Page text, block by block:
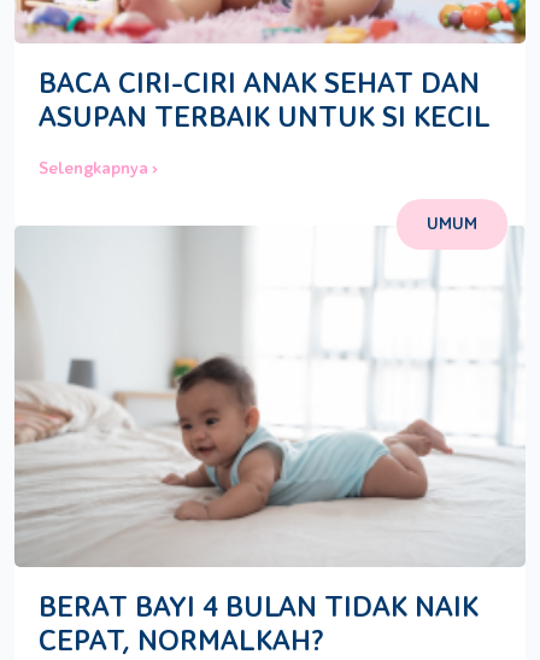
BACA CIRI-CIRI ANAK SEHAT DAN
ASUPAN TERBAIK UNTUK SI KECIL
Selengkapnya ›
UMUM
BERAT BAYI 4 BULAN TIDAK NAIK
CEPAT, NORMALKAH?